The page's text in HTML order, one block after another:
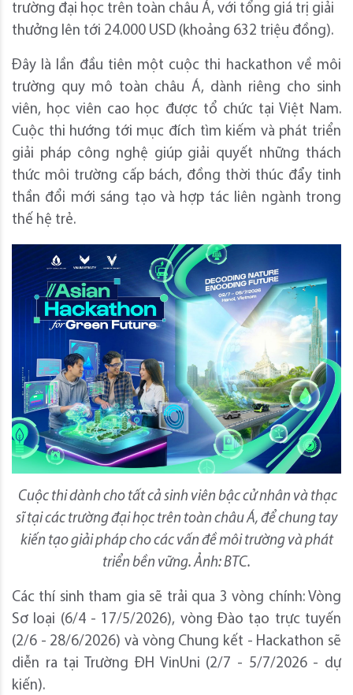
trường đại học trên toàn châu Á, với tổng giá trị giải
thưởng lên tới 24.000 USD (khoảng 632 triệu đồng).
Đây là lần đầu tiên một cuộc thi hackathon về môi
trường quy mô toàn châu Á, dành riêng cho sinh
viên, học viên cao học được tổ chức tại Việt Nam.
Cuộc thi hướng tới mục đích tìm kiếm và phát triển
giải pháp công nghệ giúp giải quyết những thách
thức môi trường cấp bách, đồng thời thúc đẩy tinh
thần đổi mới sáng tạo và hợp tác liên ngành trong
thế hệ trẻ.
Cuộc thi dành cho tất cả sinh viên bậc cử nhân và thạc
sĩ tại các trường đại học trên toàn châu Á, để chung tay
kiến tạo giải pháp cho các vấn đề môi trường và phát
triển bền vững. Ảnh: BTC.
Các thí sinh tham gia sẽ trải qua 3 vòng chính: Vòng
Sơ loại (6/4 - 17/5/2026), vòng Đào tạo trực tuyến
(2/6 - 28/6/2026) và vòng Chung kết - Hackathon sẽ
diễn ra tại Trường ĐH VinUni (2/7 - 5/7/2026 - dự
kiến).